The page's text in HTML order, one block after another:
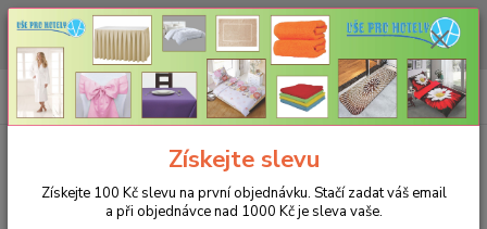
CHCETE NAKOUPIT VĚTŠÍ MNOŽSTVÍ NAŠICH PRODUKTŮ ZA LEPŠÍ
CENU? Klikněte ZDE
CZK
+420 773 794 023
Pondělí-pátek 9-16 hodin
0ks
za0 Kč
Získejte slevu
Získejte 100 Kč slevu na první objednávku. Stačí zadat váš email
a při objednávce nad 1000 Kč je sleva vaše.